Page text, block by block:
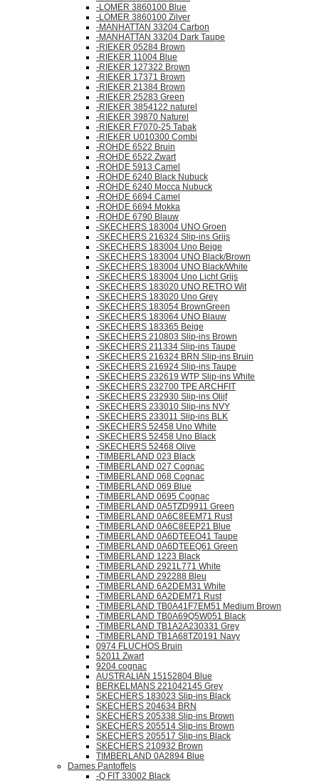
-LOMER 3860100 Blue
-LOMER 3860100 Zilver
-MANHATTAN 33204 Carbon
-MANHATTAN 33204 Dark Taupe
-RIEKER 05284 Brown
-RIEKER 11004 Blue
-RIEKER 127322 Brown
-RIEKER 17371 Brown
-RIEKER 21384 Brown
-RIEKER 25283 Green
-RIEKER 3854122 naturel
-RIEKER 39870 Naturel
-RIEKER F7070-25 Tabak
-RIEKER U010300 Combi
-ROHDE 6522 Bruin
-ROHDE 6522 Zwart
-ROHDE 5913 Camel
-ROHDE 6240 Black Nubuck
-ROHDE 6240 Mocca Nubuck
-ROHDE 6694 Camel
-ROHDE 6694 Mokka
-ROHDE 6790 Blauw
-SKECHERS 183004 UNO Groen
-SKECHERS 216324 Slip-ins Grijs
-SKECHERS 183004 Uno Beige
-SKECHERS 183004 UNO Black/Brown
-SKECHERS 183004 UNO Black/White
-SKECHERS 183004 Uno Licht Grijs
-SKECHERS 183020 UNO RETRO Wit
-SKECHERS 183020 Uno Grey
-SKECHERS 183054 BrownGreen
-SKECHERS 183064 UNO Blauw
-SKECHERS 183365 Beige
-SKECHERS 210803 Slip-ins Brown
-SKECHERS 211334 Slip-ins Taupe
-SKECHERS 216324 BRN Slip-ins Bruin
-SKECHERS 216924 Slip-ins Taupe
-SKECHERS 232619 WTP Slip-ins White
-SKECHERS 232700 TPE ARCHFIT
-SKECHERS 232930 Slip-ins Olijf
-SKECHERS 233010 Slip-ins NVY
-SKECHERS 233011 Slip-ins BLK
-SKECHERS 52458 Uno White
-SKECHERS 52458 Uno Black
-SKECHERS 52468 Olive
-TIMBERLAND 023 Black
-TIMBERLAND 027 Cognac
-TIMBERLAND 068 Cognac
-TIMBERLAND 069 Blue
-TIMBERLAND 0695 Cognac
-TIMBERLAND 0A5TZD9911 Green
-TIMBERLAND 0A6C8EEM71 Rust
-TIMBERLAND 0A6C8EEP21 Blue
-TIMBERLAND 0A6DTEEO41 Taupe
-TIMBERLAND 0A6DTEEQ61 Green
-TIMBERLAND 1223 Black
-TIMBERLAND 2921L771 White
-TIMBERLAND 292288 Bleu
-TIMBERLAND 6A2DEM31 White
-TIMBERLAND 6A2DEM71 Rust
-TIMBERLAND TB0A41F7EM51 Medium Brown
-TIMBERLAND TB0A69Q5W051 Black
-TIMBERLAND TB1A2A230331 Grey
-TIMBERLAND TB1A68TZ0191 Navy
0974 FLUCHOS Bruin
52011 Zwart
9204 cognac
AUSTRALIAN 15152804 Blue
BERKELMANS 221042145 Grey
SKECHERS 183023 Slip-ins Black
SKECHERS 204634 BRN
SKECHERS 205338 Slip-ins Brown
SKECHERS 205514 Slip-ins Brown
SKECHERS 205517 Slip-ins Black
SKECHERS 210932 Brown
TIMBERLAND 0A2894 Blue
Dames Pantoffels
-Q FIT 33002 Black